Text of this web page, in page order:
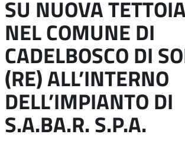
SU NUOVA
NEL COMUNE DI
CADELBOSCO DI
(RE) ALL’INTERNO
DELL’IMPIANTO DI
S.A.BA.R. S.P.A.